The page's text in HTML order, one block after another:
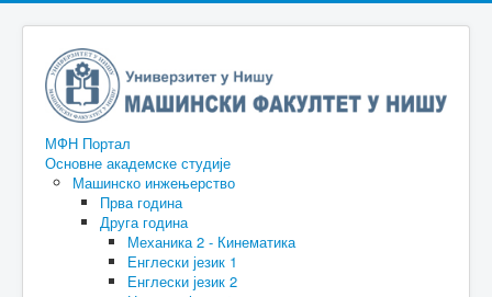
МФН Портал
Основне академске студије
Машинско инжењерство
Прва година
Друга година
Механика 2 - Кинематика
Енглески језик 1
Енглески језик 2